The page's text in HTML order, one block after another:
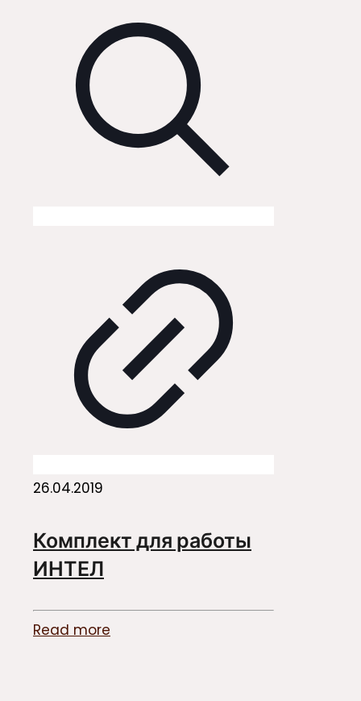
26.04.2019
Комплект для работы
ИНТЕЛ
Read more